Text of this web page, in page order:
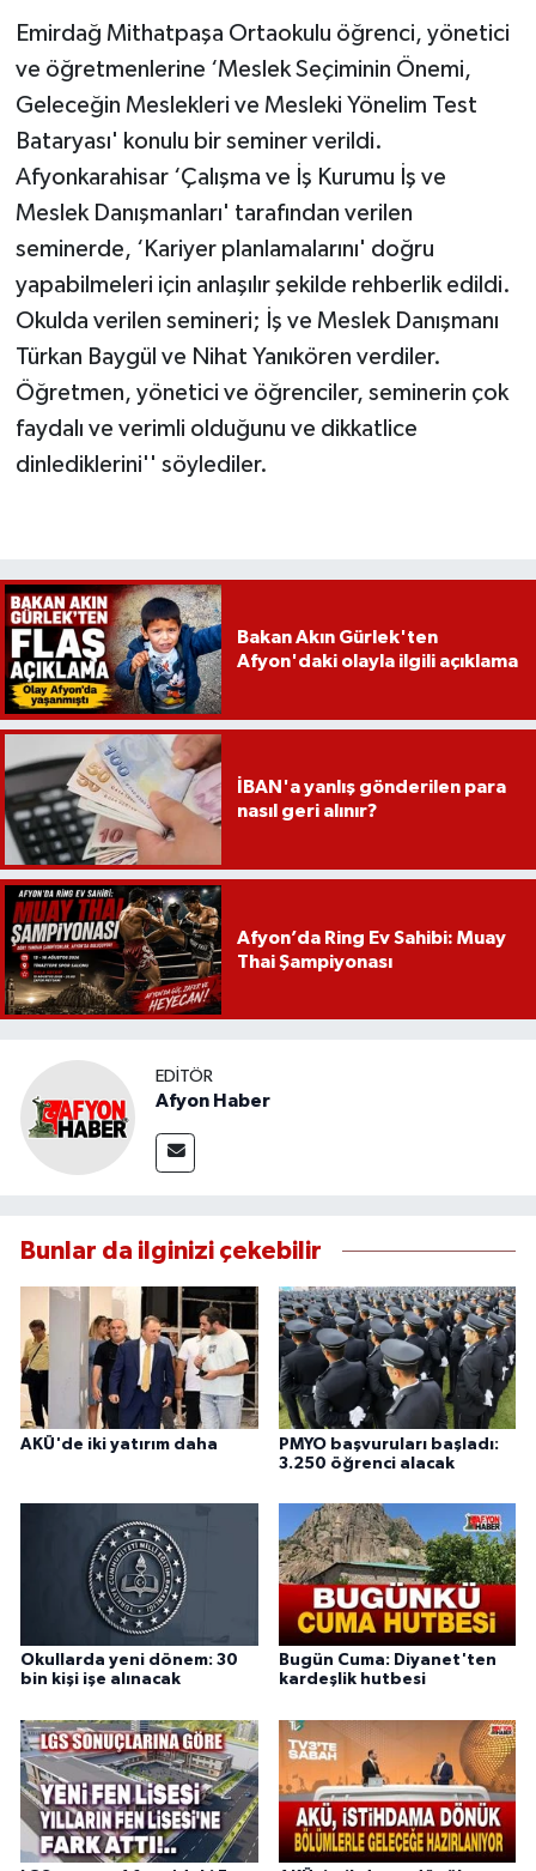
Emirdağ Mithatpaşa Ortaokulu öğrenci, yönetici
ve öğretmenlerine ‘Meslek Seçiminin Önemi,
Geleceğin Meslekleri ve Mesleki Yönelim Test
Bataryası' konulu bir seminer verildi.
Afyonkarahisar ‘Çalışma ve İş Kurumu İş ve
Meslek Danışmanları' tarafından verilen
seminerde, ‘Kariyer planlamalarını' doğru
yapabilmeleri için anlaşılır şekilde rehberlik edildi.
Okulda verilen semineri; İş ve Meslek Danışmanı
Türkan Baygül ve Nihat Yanıkören verdiler.
Öğretmen, yönetici ve öğrenciler, seminerin çok
faydalı ve verimli olduğunu ve dikkatlice
dinlediklerini'' söylediler.
Bakan Akın Gürlek'ten
Afyon'daki olayla ilgili açıklama
İBAN'a yanlış gönderilen para
nasıl geri alınır?
Afyon’da Ring Ev Sahibi: Muay
Thai Şampiyonası
EDITÖR
Afyon Haber
Bunlar da ilginizi çekebilir
AKÜ'de iki yatırım daha
PMYO başvuruları başladı:
3.250 öğrenci alacak
Okullarda yeni dönem: 30
bin kişi işe alınacak
Bugün Cuma: Diyanet'ten
kardeşlik hutbesi